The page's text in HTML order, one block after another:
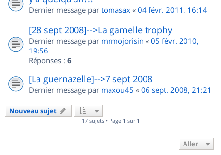
Dernier message par tomasax « 04 févr. 2011, 16:14
[28 sept 2008]-->La gamelle trophy
Dernier message par mrmojorisin « 05 févr. 2010,
19:56
Réponses : 6
[La guernazelle]-->7 sept 2008
Dernier message par maxou45 « 06 sept. 2008, 21:21
Nouveau sujet
17 sujets • Page 1 sur 1
Aller